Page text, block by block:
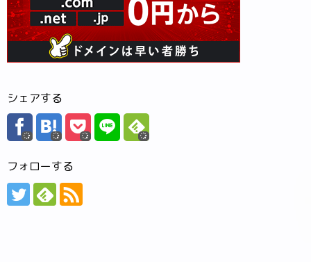
シェアする
フォローする